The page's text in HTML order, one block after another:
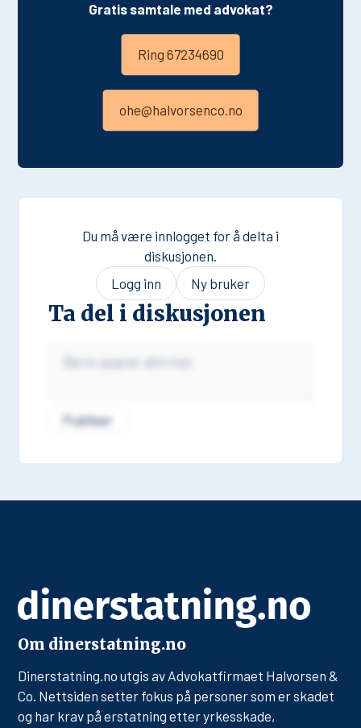
Gratis samtale med advokat?
Ring 67234690
ohe@halvorsenco.no
Du må være innlogget for å delta i
diskusjonen.
Logg inn
Ny bruker
Ta del i diskusjonen
Publiser
Om dinerstatning.no
Dinerstatning.no utgis av Advokatfirmaet Halvorsen &
Co. Nettsiden setter fokus på personer som er skadet
og har krav på erstatning etter yrkesskade,